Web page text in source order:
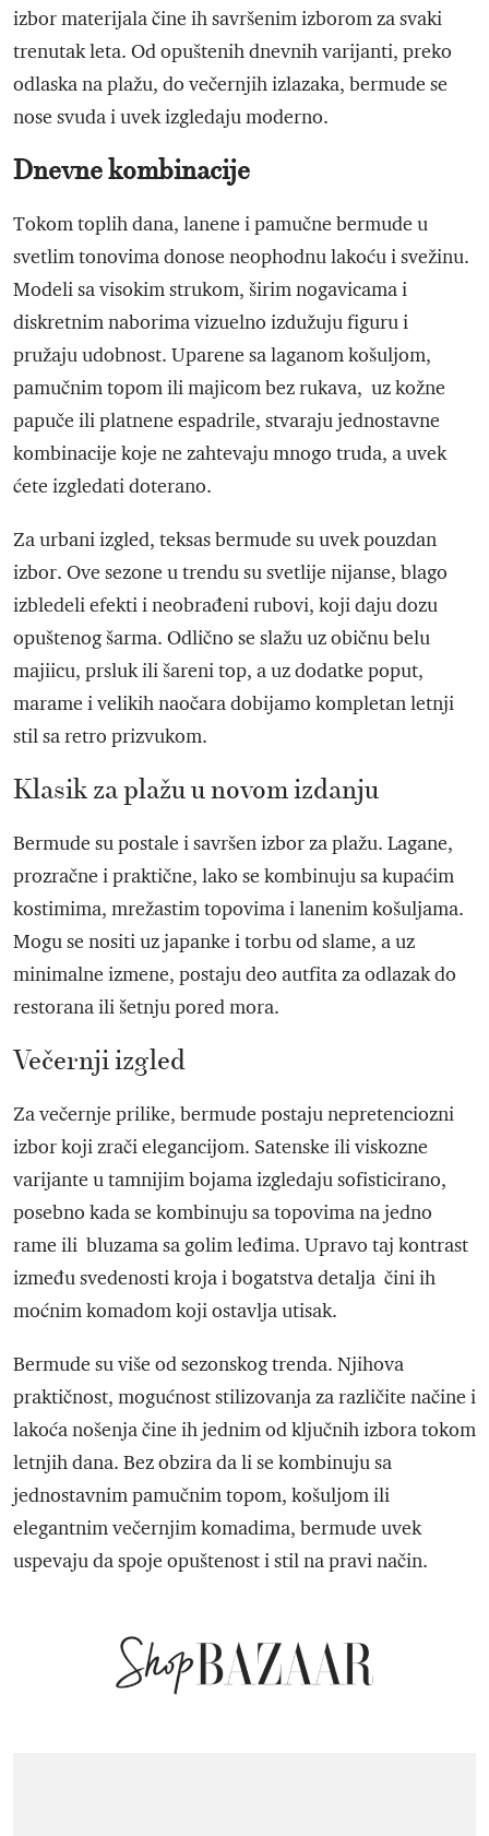
izbor materijala čine ih savršenim izborom za svaki
trenutak leta. Od opuštenih dnevnih varijanti, preko
odlaska na plažu, do večernjih izlazaka, bermude se
nose svuda i uvek izgledaju moderno.
Dnevne kombinacije
Tokom toplih dana, lanene i pamučne bermude u
svetlim tonovima donose neophodnu lakoću i svežinu.
Modeli sa visokim strukom, širim nogavicama i
diskretnim naborima vizuelno izdužuju figuru i
pružaju udobnost. Uparene sa laganom košuljom,
pamučnim topom ili majicom bez rukava, uz kožne
papuče ili platnene espadrile, stvaraju jednostavne
kombinacije koje ne zahtevaju mnogo truda, a uvek
ćete izgledati doterano.
Za urbani izgled, teksas bermude su uvek pouzdan
izbor. Ove sezone u trendu su svetlije nijanse, blago
izbledeli efekti i neobrađeni rubovi, koji daju dozu
opuštenog šarma. Odlično se slažu uz običnu belu
majiicu, prsluk ili šareni top, a uz dodatke poput,
marame i velikih naočara dobijamo kompletan letnji
stil sa retro prizvukom.
Klasik za plažu u novom izdanju
Bermude su postale i savršen izbor za plažu. Lagane,
prozračne i praktične, lako se kombinuju sa kupaćim
kostimima, mrežastim topovima i lanenim košuljama.
Mogu se nositi uz japanke i torbu od slame, a uz
minimalne izmene, postaju deo autfita za odlazak do
restorana ili šetnju pored mora.
Večernji izgled
Za večernje prilike, bermude postaju nepretenciozni
izbor koji zrači elegancijom. Satenske ili viskozne
varijante u tamnijim bojama izgledaju sofisticirano,
posebno kada se kombinuju sa topovima na jedno
rame ili bluzama sa golim leđima. Upravo taj kontrast
između svedenosti kroja i bogatstva detalja čini ih
moćnim komadom koji ostavlja utisak.
Bermude su više od sezonskog trenda. Njihova
praktičnost, mogućnost stilizovanja za različite načine i
lakoća nošenja čine ih jednim od ključnih izbora tokom
letnjih dana. Bez obzira da li se kombinuju sa
jednostavnim pamučnim topom, košuljom ili
elegantnim večernjim komadima, bermude uvek
uspevaju da spoje opuštenost i stil na pravi način.